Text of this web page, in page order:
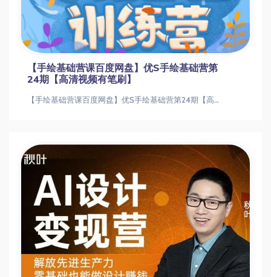
【手绘基础营课百度网盘】优S手绘基础营第
24期【高清视频有笔刷】
【手绘基础营课百度网盘】优S手绘基础营第24期【高清视频有笔刷】【手绘基础营课百度网盘】优S手绘基础营第24期【高清视频有笔刷】